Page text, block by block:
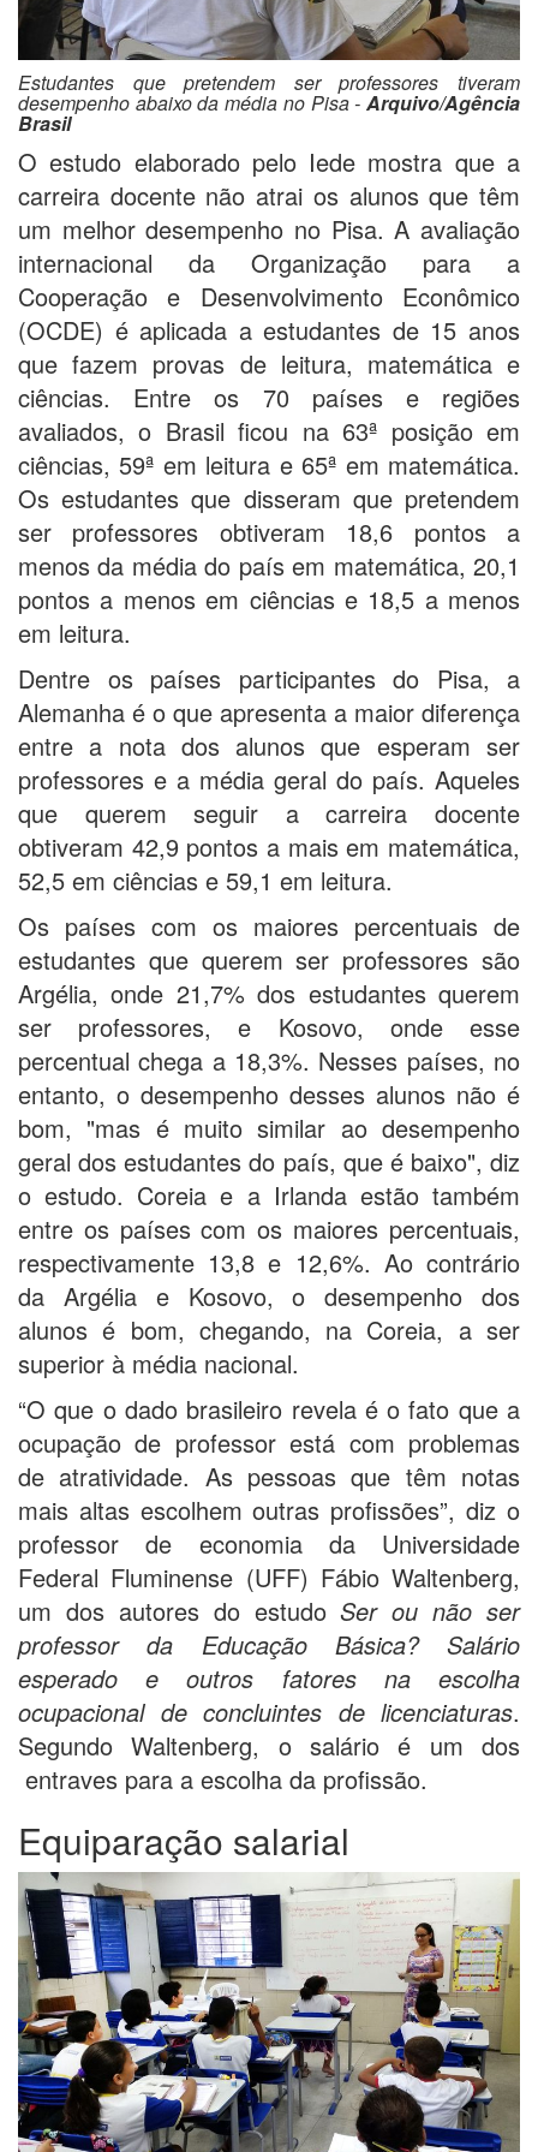
Estudantes que pretendem ser professores tiveram
desempenho abaixo da média no Pisa - Arquivo/Agência
Brasil
O estudo elaborado pelo Iede mostra que a
carreira docente não atrai os alunos que têm
um melhor desempenho no Pisa. A avaliação
internacional da Organização para a
Cooperação e Desenvolvimento Econômico
(OCDE) é aplicada a estudantes de 15 anos
que fazem provas de leitura, matemática e
ciências. Entre os 70 países e regiões
avaliados, o Brasil ficou na 63ª posição em
ciências, 59ª em leitura e 65ª em matemática.
Os estudantes que disseram que pretendem
ser professores obtiveram 18,6 pontos a
menos da média do país em matemática, 20,1
pontos a menos em ciências e 18,5 a menos
em leitura.
Dentre os países participantes do Pisa, a
Alemanha é o que apresenta a maior diferença
entre a nota dos alunos que esperam ser
professores e a média geral do país. Aqueles
que querem seguir a carreira docente
obtiveram 42,9 pontos a mais em matemática,
52,5 em ciências e 59,1 em leitura.
Os países com os maiores percentuais de
estudantes que querem ser professores são
Argélia, onde 21,7% dos estudantes querem
ser professores, e Kosovo, onde esse
percentual chega a 18,3%. Nesses países, no
entanto, o desempenho desses alunos não é
bom, "mas é muito similar ao desempenho
geral dos estudantes do país, que é baixo", diz
o estudo. Coreia e a Irlanda estão também
entre os países com os maiores percentuais,
respectivamente 13,8 e 12,6%. Ao contrário
da Argélia e Kosovo, o desempenho dos
alunos é bom, chegando, na Coreia, a ser
superior à média nacional.
“O que o dado brasileiro revela é o fato que a
ocupação de professor está com problemas
de atratividade. As pessoas que têm notas
mais altas escolhem outras profissões”, diz o
professor de economia da Universidade
Federal Fluminense (UFF) Fábio Waltenberg,
um dos autores do estudoSer ou não ser
professor da Educação Básica? Salário
esperado e outros fatores na escolha
ocupacional de concluintes de licenciaturas.
Segundo Waltenberg, o salário é um dos
entraves para a escolha da profissão.
Equiparação salarial